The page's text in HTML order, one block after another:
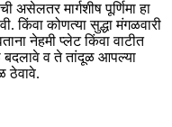
असेलतर मार्गशीष पूर्णिमा हा
किंवा कोणत्या सुद्धा मंगळवारी
नेहमी प्लेट किंवा वाटीत
व ते तांदूळ आपल्या
ठेवावे.